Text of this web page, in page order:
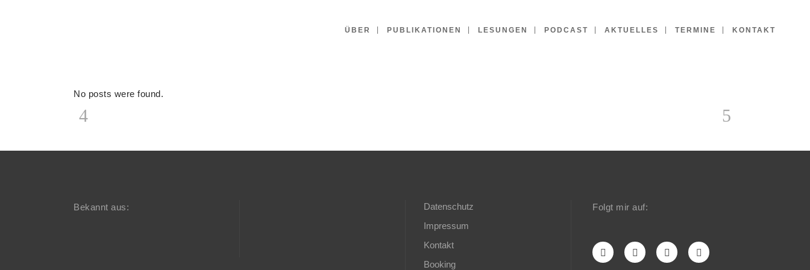
ÜBER PUBLIKATIONEN LESUNGEN PODCAST AKTUELLES TERMINE KONTAKT
No posts were found.
Bekannt aus:
Datenschutz
Impressum
Kontakt
Booking
Folgt mir auf: